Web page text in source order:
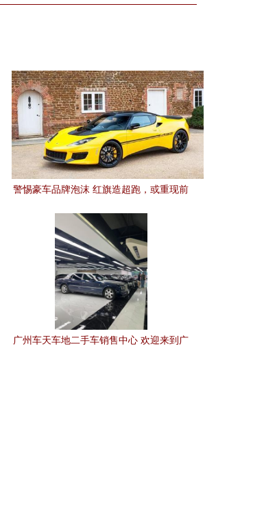
警惕豪车品牌泡沫 红旗造超跑，或重现前
广州车天车地二手车销售中心 欢迎来到广